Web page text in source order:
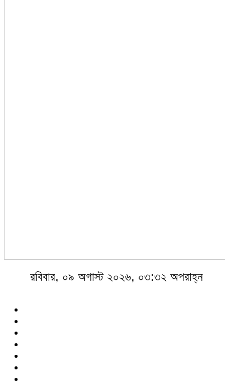
রবিবার, ০৯ অগাস্ট ২০২৬, ০৩:৩২ অপরাহ্ন